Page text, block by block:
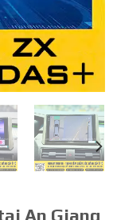
An Giang